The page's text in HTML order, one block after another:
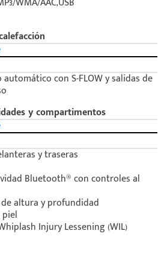
con S-FLOW y salidas de
y compartimentos
y traseras
Bluetooth® con controles al
altura y profundidad
Injury Lessening (WIL)